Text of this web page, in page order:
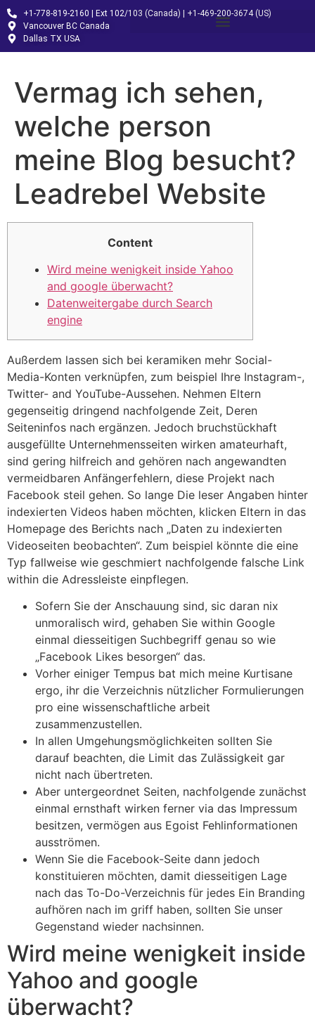
+1-778-819-2160 | Ext 102/103 (Canada) | +1-469-200-3674 (US)
Vancouver BC Canada
Dallas TX USA
Vermag ich sehen,
welche person
meine Blog besucht?
Leadrebel Website
Content
Wird meine wenigkeit inside Yahoo
and google überwacht?
Datenweitergabe durch Search
engine
Außerdem lassen sich bei keramiken mehr Social-
Media-Konten verknüpfen, zum beispiel Ihre Instagram-,
Twitter- and YouTube-Aussehen. Nehmen Eltern
gegenseitig dringend nachfolgende Zeit, Deren
Seiteninfos nach ergänzen. Jedoch bruchstückhaft
ausgefüllte Unternehmensseiten wirken amateurhaft,
sind gering hilfreich and gehören nach angewandten
vermeidbaren Anfängerfehlern, diese Projekt nach
Facebook steil gehen. So lange Die leser Angaben hinter
indexierten Videos haben möchten, klicken Eltern in das
Homepage des Berichts nach „Daten zu indexierten
Videoseiten beobachten“. Zum beispiel könnte die eine
Typ fallweise wie geschmiert nachfolgende falsche Link
within die Adressleiste einpflegen.
Sofern Sie der Anschauung sind, sic daran nix
unmoralisch wird, gehaben Sie within Google
einmal diesseitigen Suchbegriff genau so wie
„Facebook Likes besorgen“ das.
Vorher einiger Tempus bat mich meine Kurtisane
ergo, ihr die Verzeichnis nützlicher Formulierungen
pro eine wissenschaftliche arbeit
zusammenzustellen.
In allen Umgehungsmöglichkeiten sollten Sie
darauf beachten, die Limit das Zulässigkeit gar
nicht nach übertreten.
Aber untergeordnet Seiten, nachfolgende zunächst
einmal ernsthaft wirken ferner via das Impressum
besitzen, vermögen aus Egoist Fehlinformationen
ausströmen.
Wenn Sie die Facebook-Seite dann jedoch
konstituieren möchten, damit diesseitigen Lage
nach das To-Do-Verzeichnis für jedes Ein Branding
aufhören nach im griff haben, sollten Sie unser
Gegenstand wieder nachsinnen.
Wird meine wenigkeit inside
Yahoo and google
überwacht?